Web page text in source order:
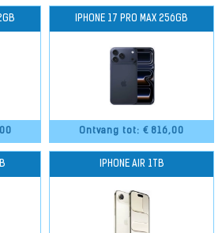
Ontvang tot: € 816,00
IPHONE 17 PRO MAX 256GB
IPHONE AIR 1TB